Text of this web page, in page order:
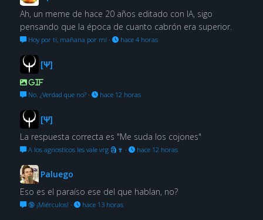
Ah, un meme de hace 20 años editado con IA, sigo
pensando que la época de cuanto cabrón era superior.
Hoy por ti, mañana por mí· hace 4 horas
[Ψ]
GIF
No. ¿Verdad que no?· hace 12 horas
[Ψ]
La respuesta correcta es "Me suda los cojones"
A los agnosticos les vale vrg 🗿🍷 · hace 12 horas
Paluego
Eso es el paraíso ese del que hablan, no?
🔞 ¡Miérculos! · hace 13 horas